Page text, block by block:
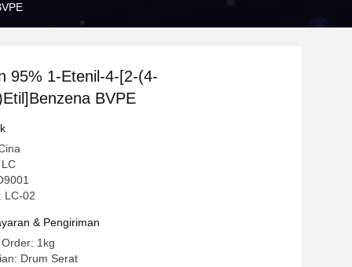
95% 1-Etenil-4-[2-(4-
BVPE
LC-02
& Pengiriman
1kg
Drum Serat